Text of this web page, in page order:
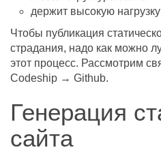
держит высокую нагрузку
Чтобы публикация
страдания, надо как можно
этот процесс. Рассмотрим
Codeship → Github.
Генерация
сайта